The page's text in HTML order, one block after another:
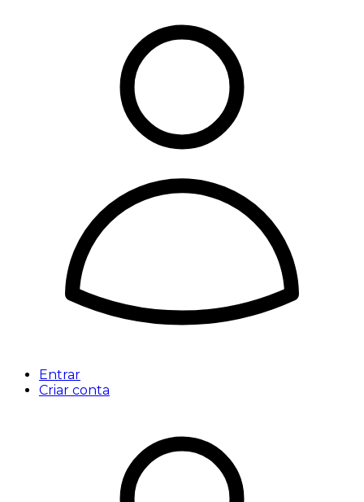
Entrar
Criar conta